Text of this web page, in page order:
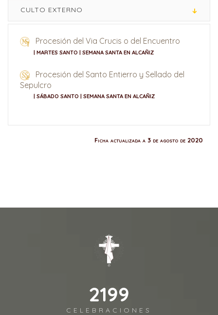
CULTO EXTERNO
Procesión del Via Crucis o del Encuentro
| MARTES SANTO | SEMANA SANTA EN ALCAÑIZ
Procesión del Santo Entierro y Sellado del
Sepulcro
| SÁBADO SANTO | SEMANA SANTA EN ALCAÑIZ
Ficha actualizada a 3 de agosto de 2020
2541
CELEBRACIONES